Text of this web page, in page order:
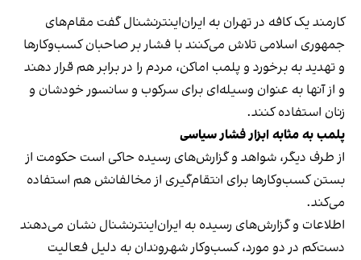
کارمند یک کافه در تهران به ایران‌اینترنشنال گفت مقام‌های
جمهوری اسلامی تلاش می‌کنند با فشار بر صاحبان کسب‌وکارها
و تهدید به برخورد و پلمب اماکن، مردم را در برابر هم قرار دهند
و از آنها به عنوان وسیله‌ای برای سرکوب و سانسور خودشان و
زنان استفاده کنند.
پلمب به مثابه ابزار فشار سیاسی
از طرف دیگر، شواهد و گزارش‌های رسیده حاکی است حکومت از
بستن کسب‌وکارها برای انتقام‌گیری از مخالفانش هم استفاده
می‌کند.
اطلاعات و گزارش‌های رسیده به ایران‌اینترنشنال نشان می‌دهند
دست‌کم در دو مورد، کسب‌وکار شهروندان به دلیل فعالیت